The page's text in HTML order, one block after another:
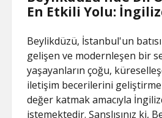
En Etkili Yolu:
Beylikdüzü, İstanbul'un
gelişen ve modernleşen bir
yaşayanların çoğu,
iletişim becerilerini
değer katmak amacıyla
istemektedir. Şanslısınız ki,